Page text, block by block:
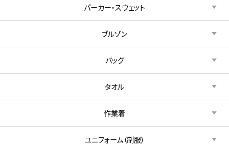
パーカー・スウェット
ブルゾン
バッグ
タオル
作業着
ユニフォーム（制服）